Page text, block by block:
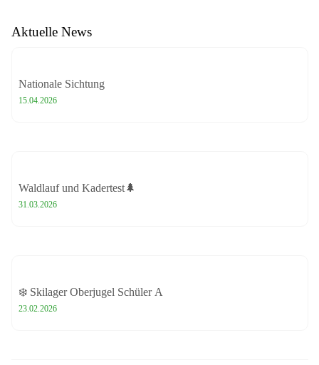
Aktuelle News
Nationale Sichtung
15.04.2026
Waldlauf und Kadertest🌲
31.03.2026
❄️ Skilager Oberjugel Schüler A
23.02.2026